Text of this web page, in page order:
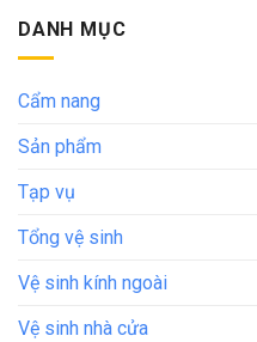
DANH MỤC
Cẩm nang
Sản phẩm
Tạp vụ
Tổng vệ sinh
Vệ sinh kính ngoài
Vệ sinh nhà cửa